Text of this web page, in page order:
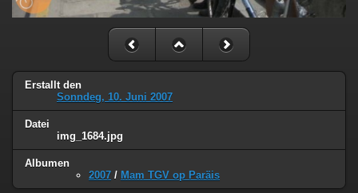
Erstallt den
Sonndeg, 10. Juni 2007
Datei
img_1684.jpg
Albumen
2007 / Mam TGV op Paräis